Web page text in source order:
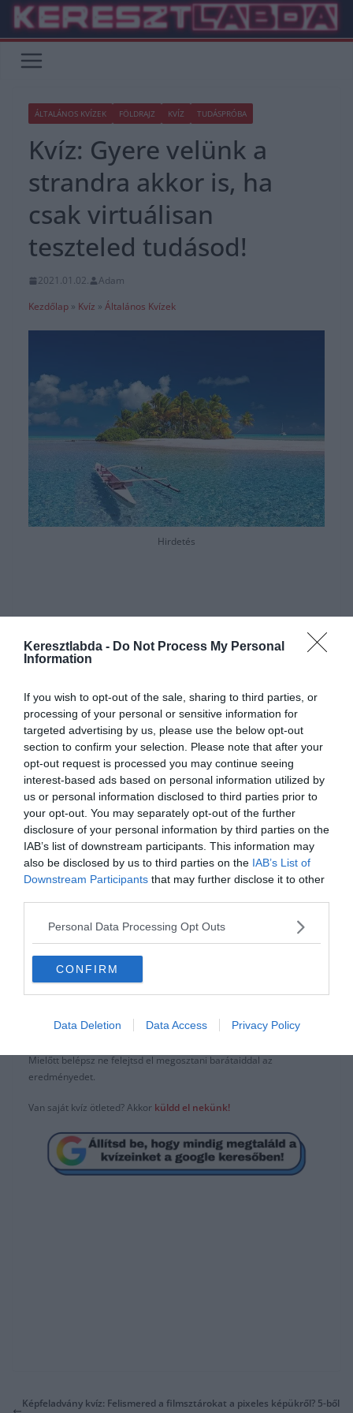
Keresztlabda - Do Not Process My Personal
Information
If you wish to opt-out of the sale, sharing to third parties, or
processing of your personal or sensitive information for
targeted advertising by us, please use the below opt-out
section to confirm your selection. Please note that after your
opt-out request is processed you may continue seeing
interest-based ads based on personal information utilized by
us or personal information disclosed to third parties prior to
your opt-out. You may separately opt-out of the further
disclosure of your personal information by third parties on the
IAB’s list of downstream participants. This information may
also be disclosed by us to third parties on the IAB’s List of
Downstream Participants that may further disclose it to other
Personal Data Processing Opt Outs
CONFIRM
Data Deletion Data Access Privacy Policy
Skip
content
ÁLTALÁNOS KVÍZEK FÖLDRAJZ KVÍZ TUDÁSPRÓBA
Kvíz: Gyere velünk a
strandra akkor is, ha
csak virtuálisan
teszteled tudásod!
2021.01.02.
Adam
Kezdőlap » Kvíz » Általános Kvízek
Hirdetés
A Bahama-szigeti Pig
Beach-en úszó disznók
laknak.
Hamis
Igaz
csatlakozhatszFacebook csoportunkhoz is.
Mielőtt belépsz ne felejtsd el megosztani barátaiddal az
eredményedet.
Van saját kvíz ötleted? Akkor küldd el nekünk!
Képfeladvány kvíz: Felismered a filmsztárokat a pixeles képükről? 5-ből